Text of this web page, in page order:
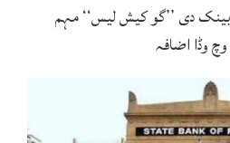
دی ’’گو کیش لیس‘‘ مہم
وڈا اضافہ